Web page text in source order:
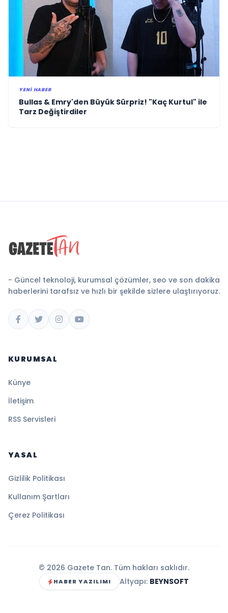
YENI HABER
Bullas & Emry'den Büyük Sürpriz! "Kaç Kurtul" ile
Tarz Değiştirdiler
- Güncel teknoloji, kurumsal çözümler, seo ve son dakika
haberlerini tarafsız ve hızlı bir şekilde sizlere ulaştırıyoruz.
KURUMSAL
Künye
İletişim
RSS Servisleri
YASAL
Gizlilik Politikası
Kullanım Şartları
Çerez Politikası
© 2026 Gazete Tan. Tüm hakları saklıdır.
HABER YAZILIMI Altyapı: BEYNSOFT